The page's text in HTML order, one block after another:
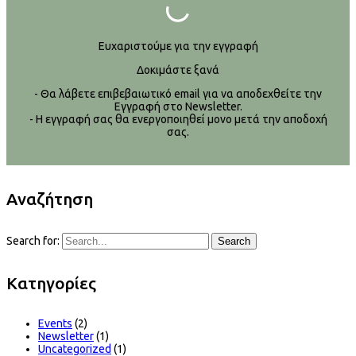
Ευχαριστούμε για την εγγραφή
Δοκιμάστε ξανά
- Θα λάβετε επιβεβαιωτικό email για να αποδεχθείτε την
Εγγραφή στο Newsletter.
- Η εγγραφή σας θα ενεργοποιηθεί μονο μετά την αποδοχή
σας.
Αναζήτηση
Search for: Search
Kατηγορίες
Events (2)
Newsletter(1)
Uncategorized (1)